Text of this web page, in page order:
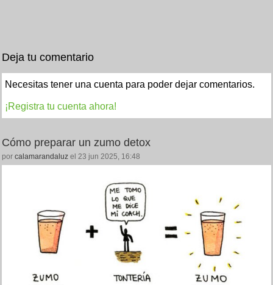
Deja tu comentario
Necesitas tener una cuenta para poder dejar comentarios.
¡Registra tu cuenta ahora!
Cómo preparar un zumo detox
por calamarandaluz el 23 jun 2025, 16:48